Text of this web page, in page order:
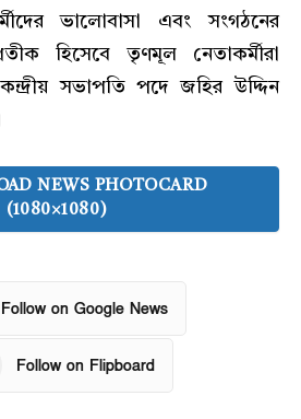
ভালোবাসা এবং সংগঠনের
হিসেবে তৃণমূল নেতাকর্মীরা
সভাপতি পদে জহির উদ্দিন
NEWS PHOTOCARD
(1080×1080)
Follow on Google News
Follow on Flipboard